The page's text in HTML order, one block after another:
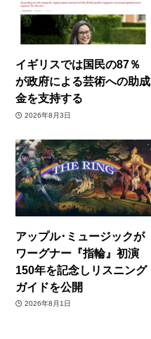
イギリスでは国民の87％
が政府による芸術への助成
金を支持する
2026年8月3日
アップル･ミュージックが
ワーグナー『指輪』初演
150年を記念しリスニング
ガイドを公開
2026年8月1日